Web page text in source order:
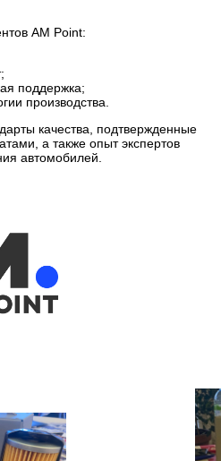
AM Point:
поддержка;
производства.
качества, подтвержденные
а также опыт экспертов
автомобилей.